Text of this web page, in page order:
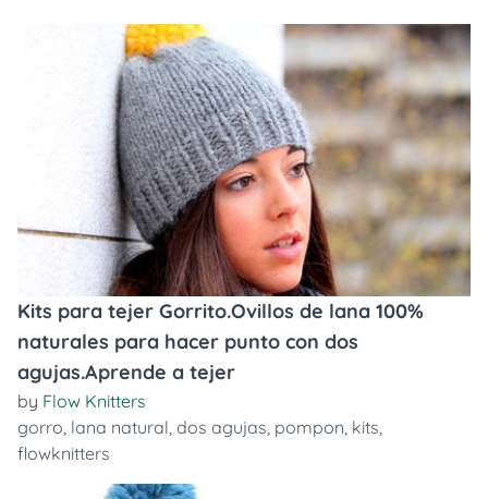
Kits para tejer Gorrito.Ovillos de lana 100%
naturales para hacer punto con dos
agujas.Aprende a tejer
by Flow Knitters
gorro, lana natural, dos agujas, pompon, kits,
flowknitters